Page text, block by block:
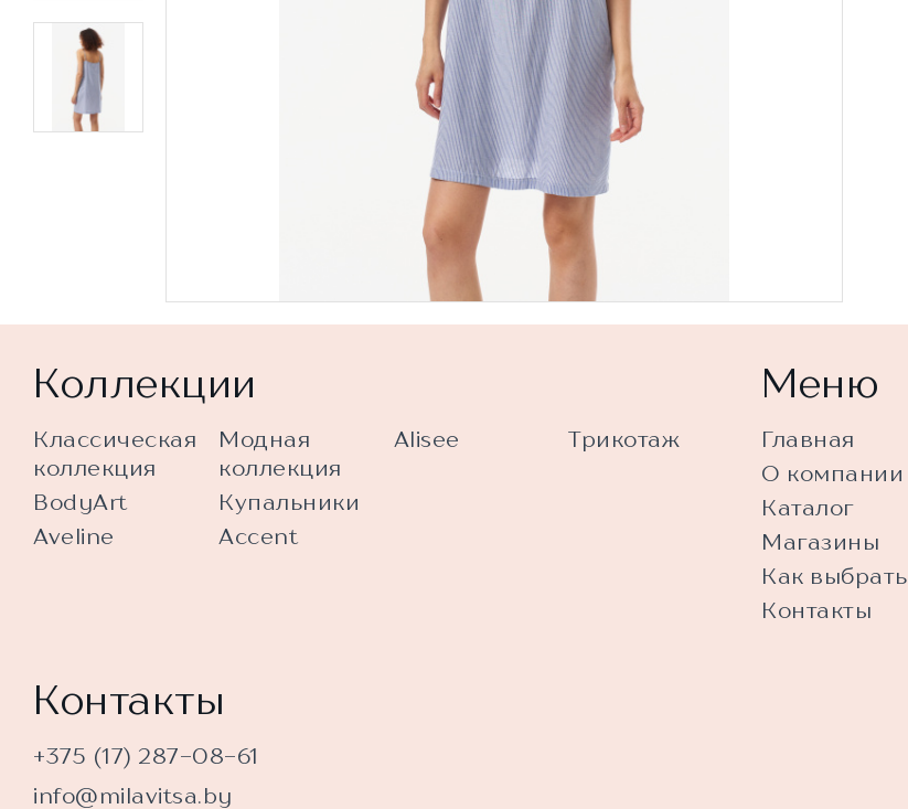
Коллекции
Классическая
коллекция
BodyArt
Aveline
Модная
коллекция
Купальники
Accent
Alisee Трикотаж
Меню
Главная
О компании
Каталог
Магазины
Как выбрать
Контакты
Контакты
+375 (17) 287-08-61
info@milavitsa.by